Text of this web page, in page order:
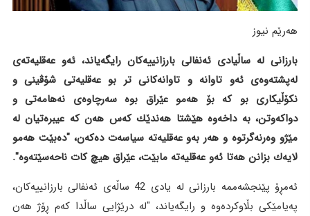
هەرێم نیوز
بارزانی لە ساڵیادی ئەنفالی بارزانییەکان رایگەیاند، ئەو عەقلیەتەی
لەپشتەوەی ئەو تاوانە و تاوانەكانی تر بو عەقلیەتی شۆڤینی و
نكۆڵیكاری بو كە بۆ هەمو عێراق بوە سەرچاوەی نەهامەتی و
دواكەوتن، بە داخەوە هێشتا هەندێك كەس هەن كە عیبرەتیان لە
مێژو وەرنەگرتوە و هەر بەو عەقلیەتە سیاسەت دەكەن، "دەبێت هەمو
لایەك بزانن هەتا ئەو عەقلیەتە مابێت، عێراق هیچ كات ناحەسێتەوە".
ئه‌مڕۆ پێنجشه‌ممه‌ بارزانی له‌ یادی 42 ساڵەی ئەنفالی بارزانییەكان،
پەیامێکی بڵاوکردەوە و رایگەیاند، "لە درێژایی ساڵدا كەم ڕۆژ هەن